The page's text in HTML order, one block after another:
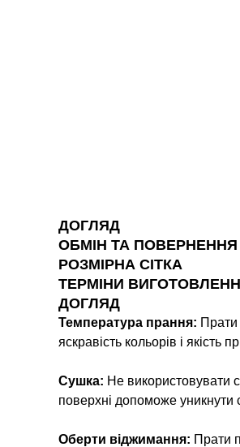
ДОГЛЯД
ОБМІН ТА ПОВЕРНЕННЯ
РОЗМІРНА СІТКА
ТЕРМІНИ
ДОГЛЯД
Температура прання: Прати
яскравість кольорів і якість
Сушка: Не використовувати
поверхні допоможе
Оберти віджимання: Прати